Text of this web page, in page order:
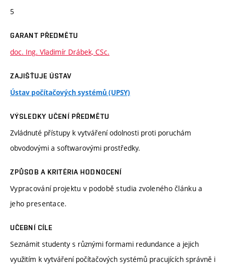
5
GARANT PŘEDMĚTU
doc. Ing. Vladimír Drábek, CSc.
ZAJIŠŤUJE ÚSTAV
Ústav počítačových systémů (UPSY)
VÝSLEDKY UČENÍ PŘEDMĚTU
Zvládnuté přístupy k vytváření odolnosti proti poruchám
obvodovými a softwarovými prostředky.
ZPŮSOB A KRITÉRIA HODNOCENÍ
Vypracování projektu v podobě studia zvoleného článku a
jeho presentace.
UČEBNÍ CÍLE
Seznámit studenty s různými formami redundance a jejich
využitím k vytváření počítačových systémů pracujících správně i